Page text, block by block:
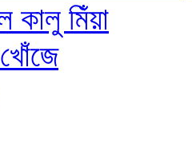
কালু মিঁয়া